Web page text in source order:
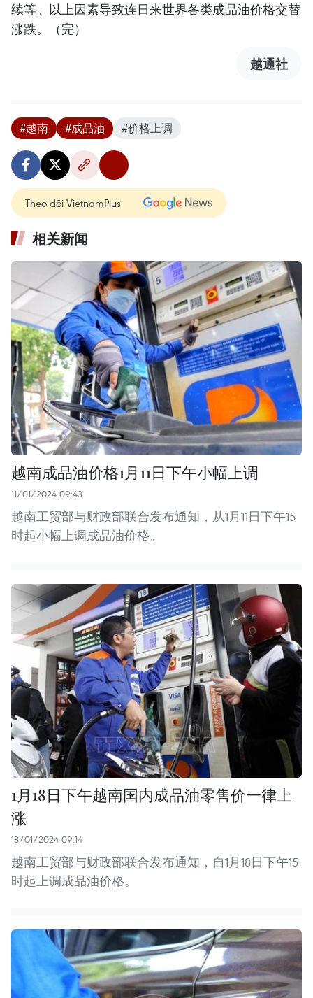
续等。以上因素导致连日来世界各类成品油价格交替
涨跌。（完）
越通社
#越南 #成品油 #价格上调
Theo dõi VietnamPlus
相关新闻
越南成品油价格1月11日下午小幅上调
11/01/2024 09:43
越南工贸部与财政部联合发布通知，从1月11日下午15
时起小幅上调成品油价格。
1月18日下午越南国内成品油零售价一律上
涨
18/01/2024 09:14
越南工贸部与财政部联合发布通知，自1月18日下午15
时起上调成品油价格。